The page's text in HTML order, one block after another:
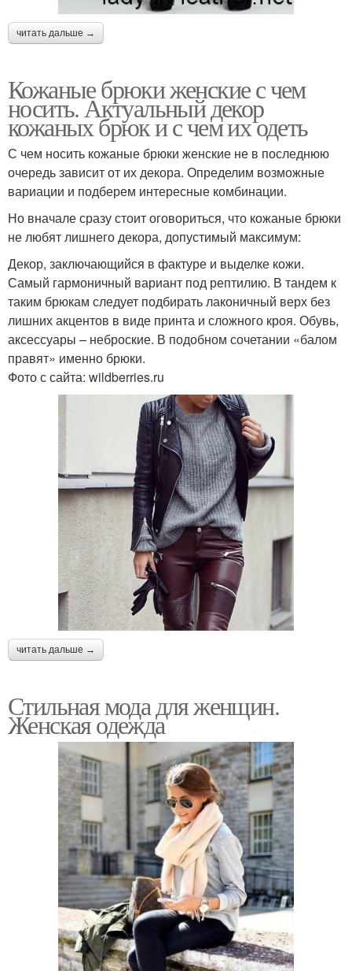
читать дальше →
Кожаные брюки женские с чем
носить. Актуальный декор
кожаных брюк и с чем их одеть
С чем носить кожаные брюки женские не в последнюю
очередь зависит от их декора. Определим возможные
вариации и подберем интересные комбинации.
Но вначале сразу стоит оговориться, что кожаные брюки
не любят лишнего декора, допустимый максимум:
Декор, заключающийся в фактуре и выделке кожи.
Самый гармоничный вариант под рептилию. В тандем к
таким брюкам следует подбирать лаконичный верх без
лишних акцентов в виде принта и сложного кроя. Обувь,
аксессуары – неброские. В подобном сочетании «балом
правят» именно брюки.
Фото с сайта: wildberries.ru
читать дальше →
Стильная мода для женщин.
Женская одежда